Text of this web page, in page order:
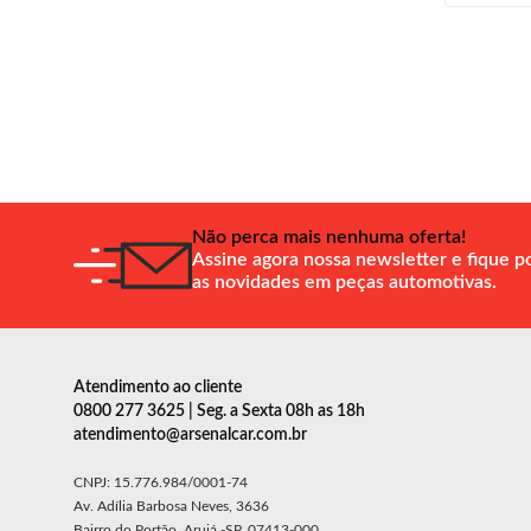
Não perca mais nenhuma oferta!
Assine agora nossa newsletter e fique
as novidades em peças automotivas.
Atendimento ao cliente
0800 277 3625 | Seg. a Sexta 08h as 18h
atendimento@arsenalcar.com.br
CNPJ: 15.776.984/0001-74
Av. Adília Barbosa Neves, 3636